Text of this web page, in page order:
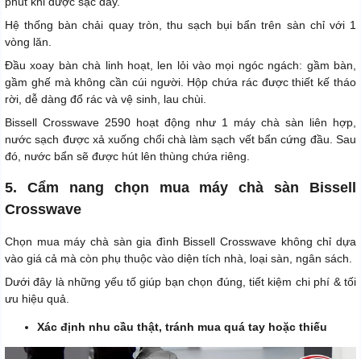
Hệ thống bàn chải quay tròn, thu sạch bụi bẩn trên sàn chỉ với 1
vòng lăn.
Đầu xoay bàn chà linh hoạt, len lỏi vào mọi ngóc ngách: gầm bàn,
gầm ghế mà không cần cúi người. Hộp chứa rác được thiết kế tháo
rời, dễ dàng đổ rác và vệ sinh, lau chùi.
Bissell Crosswave 2590 hoạt động như 1 máy chà sàn liên hợp,
nước sạch được xả xuống chổi chà làm sạch vết bẩn cứng đầu. Sau
đó, nước bẩn sẽ được hút lên thùng chứa riêng.
5. Cẩm nang chọn mua máy chà sàn Bissell
Crosswave
Chọn mua máy chà sàn gia đình Bissell Crosswave không chỉ dựa
vào giá cả mà còn phụ thuộc vào diện tích nhà, loại sàn, ngân sách.
Dưới đây là những yếu tố giúp bạn chọn đúng, tiết kiệm chi phí & tối
ưu hiệu quả.
Xác định nhu cầu thật, tránh mua quá tay hoặc thiếu